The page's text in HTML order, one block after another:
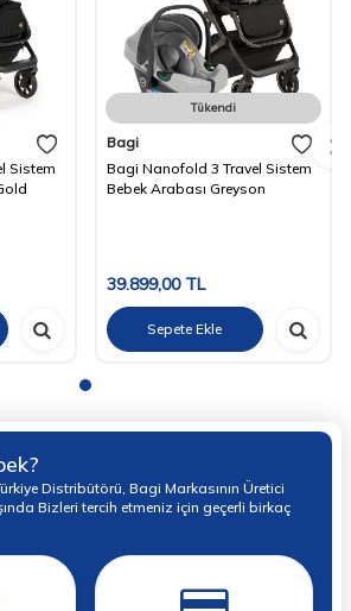
Sistem
Tükendi
Bagi
Bagi Nanofold 3 Travel Sistem
Bebek Arabası Greyson
39.899,00TL
Sepete Ekle
Distribütörü, Bagi Markasının Üretici
Bizleri tercih etmeniz için geçerli birkaç